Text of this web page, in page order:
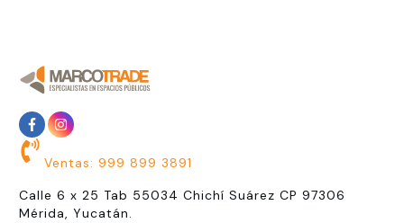
Ventas: 999 899 3891
Calle 6 x 25 Tab 55034 Chichí Suárez CP 97306
Mérida, Yucatán.